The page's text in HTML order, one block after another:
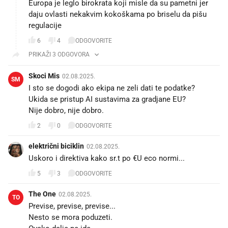
Europa je leglo birokrata koji misle da su pametni jer
daju ovlasti nekakvim kokoškama po briselu da pišu
regulacije
6 4
ODGOVORITE
PRIKAŽI 3 ODGOVORA
SM Skoci Mis 02.08.2025.
I sto se dogodi ako ekipa ne zeli dati te podatke?
Ukida se pristup AI sustavima za gradjane EU?
Nije dobro, nije dobro.
2 0 ODGOVORITE
električni biciklin 02.08.2025.
Uskoro i direktiva kako sr.t po €U eco normi...
5 3 ODGOVORITE
TO The One 02.08.2025.
Previse, previse, previse...
Nesto se mora poduzeti.